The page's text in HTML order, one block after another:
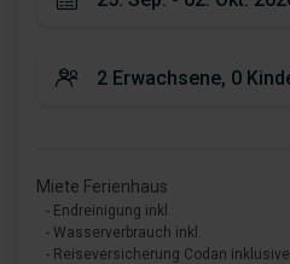
Miete Ferienhaus
- Endreinigung inkl.
- Wasserverbrauch inkl.
- Reiseversicherung Codan inklusive